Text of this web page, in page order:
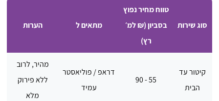
סוג שירות
טווח מחיר נפוץ
בסביון (₪ למ׳
רץ)
מתאים ל הערות
קיטור עד
הבית
55 - 90
דראפ / פוליאסטר
עמיד
מהיר, לרוב
ללא פירוק
מלא